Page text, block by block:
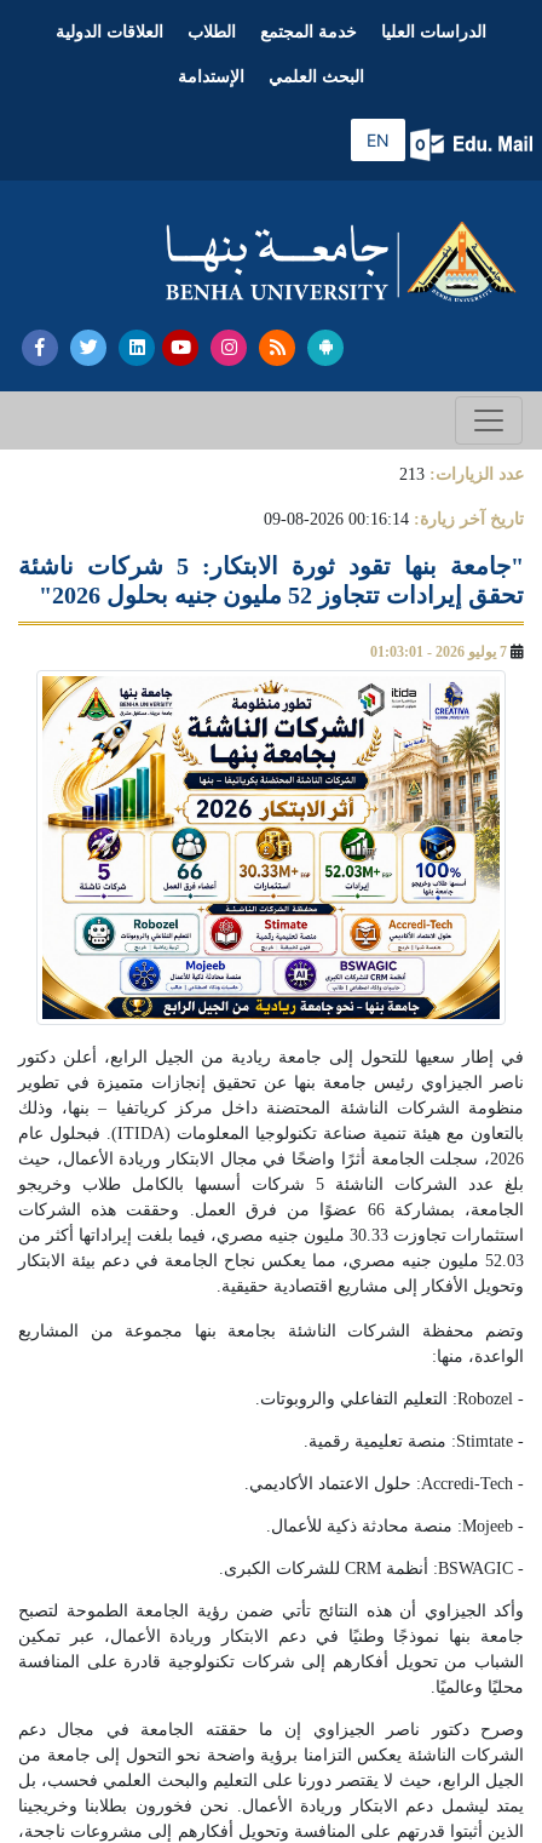
الدراسات العليا خدمة المجتمع الطلاب العلاقات الدولية
البحث العلمي الإستدامة
EN
عدد الزيارات: 213
تاريخ آخر زيارة: 00:16:14 2026-08-09
"جامعة بنها تقود ثورة الابتكار: 5 شركات ناشئة
تحقق إيرادات تتجاوز 52 مليون جنيه بحلول 2026"
في إطار سعيها للتحول إلى جامعة ريادية من الجيل الرابع، أعلن دكتور
ناصر الجيزاوي رئيس جامعة بنها عن تحقيق إنجازات متميزة في تطوير
منظومة الشركات الناشئة المحتضنة داخل مركز كرياتفيا – بنها، وذلك
بالتعاون مع هيئة تنمية صناعة تكنولوجيا المعلومات (ITIDA). فبحلول عام
2026، سجلت الجامعة أثرًا واضحًا في مجال الابتكار وريادة الأعمال، حيث
بلغ عدد الشركات الناشئة 5 شركات أسسها بالكامل طلاب وخريجو
الجامعة، بمشاركة 66 عضوًا من فرق العمل. وحققت هذه الشركات
استثمارات تجاوزت 30.33 مليون جنيه مصري، فيما بلغت إيراداتها أكثر من
52.03 مليون جنيه مصري، مما يعكس نجاح الجامعة في دعم بيئة الابتكار
وتحويل الأفكار إلى مشاريع اقتصادية حقيقية.
وتضم محفظة الشركات الناشئة بجامعة بنها مجموعة من المشاريع
الواعدة، منها:
- Robozel: التعليم التفاعلي والروبوتات.
- Stimtate: منصة تعليمية رقمية.
- Accredi-Tech: حلول الاعتماد الأكاديمي.
- Mojeeb: منصة محادثة ذكية للأعمال.
- BSWAGIC: أنظمة CRM للشركات الكبرى.
وأكد الجيزاوي أن هذه النتائج تأتي ضمن رؤية الجامعة الطموحة لتصبح
جامعة بنها نموذجًا وطنيًا في دعم الابتكار وريادة الأعمال، عبر تمكين
الشباب من تحويل أفكارهم إلى شركات تكنولوجية قادرة على المنافسة
محليًا وعالميًا.
وصرح دكتور ناصر الجيزاوي إن ما حققته الجامعة في مجال دعم
الشركات الناشئة يعكس التزامنا برؤية واضحة نحو التحول إلى جامعة من
الجيل الرابع، حيث لا يقتصر دورنا على التعليم والبحث العلمي فحسب، بل
يمتد ليشمل دعم الابتكار وريادة الأعمال. نحن فخورون بطلابنا وخريجينا
الذين أثبتوا قدرتهم على المنافسة وتحويل أفكارهم إلى مشروعات ناجحة،